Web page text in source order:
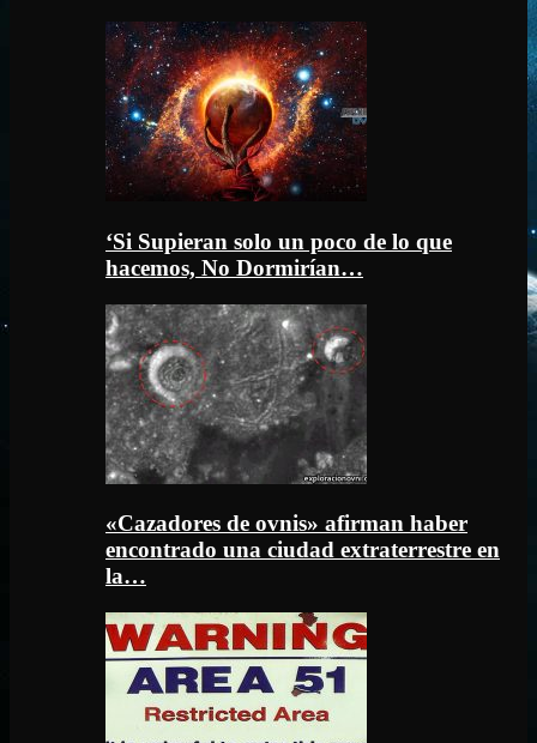
‘Si Supieran solo un poco de lo que
hacemos, No Dormirían…
«Cazadores de ovnis» afirman haber
encontrado una ciudad extraterrestre en
la…